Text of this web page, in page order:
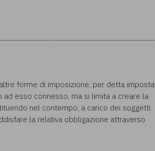
forme di imposizione, per detta imposta
esso connesso, ma si limita a creare la
nel contempo, a carico dei soggetti
la relativa obbligazione attraverso